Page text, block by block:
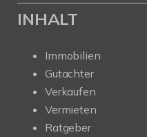
INHALT
Immobilien
Gutachter
Verkaufen
Vermieten
Ratgeber